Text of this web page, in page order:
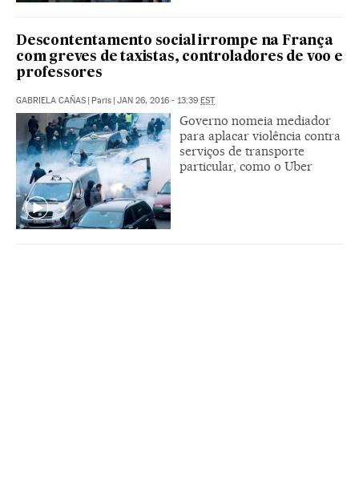
Descontentamento social irrompe na França
com greves de taxistas, controladores de voo e
professores
GABRIELA CAÑAS | Paris | JAN 26, 2016 - 13:39 EST
Governo nomeia mediador
para aplacar violência contra
serviços de transporte
particular, como o Uber